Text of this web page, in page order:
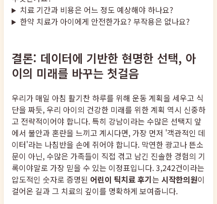
치료 기간과 비용은 어느 정도 예상해야 하나요?
한약 치료가 아이에게 안전한가요? 부작용은 없나요?
결론: 데이터에 기반한 현명한 선택, 아
이의 미래를 바꾸는 첫걸음
우리가 매일 아침 활기찬 하루를 위해 운동 계획을 세우고 식
단을 짜듯, 우리 아이의 건강한 미래를 위한 계획 역시 신중하
고 전략적이어야 합니다. 특히 강남이라는 수많은 선택지 앞
에서 불안과 혼란을 느끼고 계시다면, 가장 먼저 '객관적인 데
이터'라는 나침반을 손에 쥐어야 합니다. 막연한 광고나 뜬소
문이 아닌, 수많은 가족들이 직접 겪고 남긴 진솔한 경험의 기
록이야말로 가장 믿을 수 있는 이정표입니다. 3,242건이라는
압도적인 숫자로 증명된 어린이 틱치료 후기는 시작한의원이
걸어온 길과 그 치료의 깊이를 명확하게 보여줍니다.